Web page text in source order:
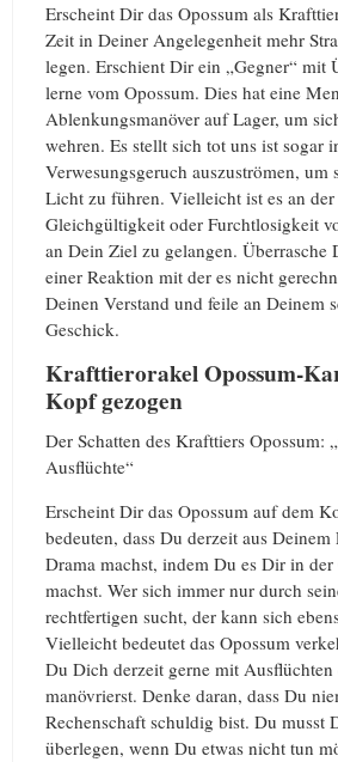
Erscheint Dir das Opossum als
Zeit in Deiner Angelegenheit mehr
legen. Erschient Dir ein „Gegner“ mit
lerne vom Opossum. Dies hat eine
Ablenkungsmanöver auf Lager, um
wehren. Es stellt sich tot uns ist sogar
Verwesungsgeruch auszuströmen, um
Licht zu führen. Vielleicht ist es an der
Gleichgültigkeit oder Furchtlosigkeit
an Dein Ziel zu gelangen. Überrasche
einer Reaktion mit der es nicht
Deinen Verstand und feile an Deinem
Geschick.
Krafttierorakel Opossum-
Kopf gezogen
Der Schatten des Krafttiers Opossum:
Ausflüchte“
Erscheint Dir das Opossum auf dem
bedeuten, dass Du derzeit aus Deinem
Drama machst, indem Du es Dir in
machst. Wer sich immer nur durch
rechtfertigen sucht, der kann sich
Vielleicht bedeutet das Opossum
Du Dich derzeit gerne mit Ausflüchten
manövrierst. Denke daran, dass Du
Rechenschaft schuldig bist. Du musst
überlegen, wenn Du etwas nicht tun